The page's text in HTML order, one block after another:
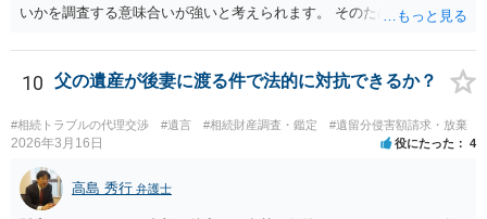
いかを調査する意味合いが強いと考えられます。 そのため、ご相談の
す。 ２） 場合によっては、介護や被後見人の財産の処分等に関して、
後見人から相談があることも考えられます。 また、お祖母さんがお亡
相続放棄されれば問題ありません。 ３） 完全に拒否する方法はないか
もしれませんが、 関わりを持ちたくないとのことでしたら、親族の意
見書にその旨を記載して提出しておけば良いかも知れません。 後見人
としても、関わりを拒否している親族にあえて連絡をしてくる可能性
は低いと考えられます。 以上、ご参考になさってください。
10 父の遺産が後妻に渡る件で法的に対抗できるか？
#相続トラブルの代理交渉 #遺言 #相続財産調査・鑑定 #遺留分侵害額請求・放棄
2026年3月16日 役にたった 4
高島 秀行 弁護士